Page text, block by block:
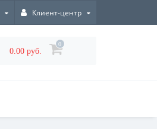
Клиент-центр
0.00 руб.
0